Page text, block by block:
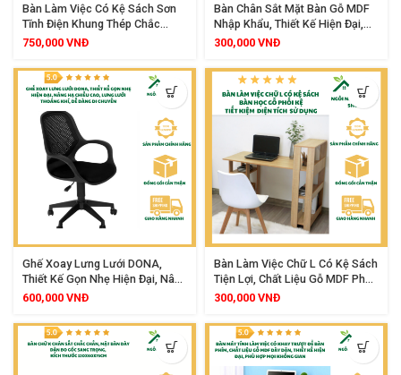
Bàn Làm Việc Có Kệ Sách Sơn
Tĩnh Điện Khung Thép Chắc
Chắn Mặt Gỗ MDF Cao Cấp
750,000 VNĐ
Bàn Chân Sắt Mặt Bàn Gỗ MDF
Nhập Khẩu, Thiết Kế Hiện Đại,
Đa Năng Cho Học Tập Và Làm
300,000 VNĐ
Ghế Xoay Lưng Lưới DONA,
Thiết Kế Gọn Nhẹ Hiện Đại, Nâng
Hạ Chiều Cao, Lưng Lưới
600,000 VNĐ
Bàn Làm Việc Chữ L Có Kệ Sách
Tiện Lợi, Chất Liệu Gỗ MDF Phủ
Melamine Chống Nước, Thiết Kế
300,000 VNĐ